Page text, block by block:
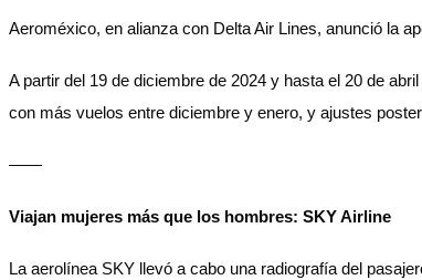
Aeroméxico, en alianza con Delta Air Lines, anunció la
A partir del 19 de diciembre de 2024 y hasta el 20 de
con más vuelos entre diciembre y enero, y ajustes
——
Viajan mujeres más que los hombres: SKY Airline
La aerolínea SKY llevó a cabo una radiografía del